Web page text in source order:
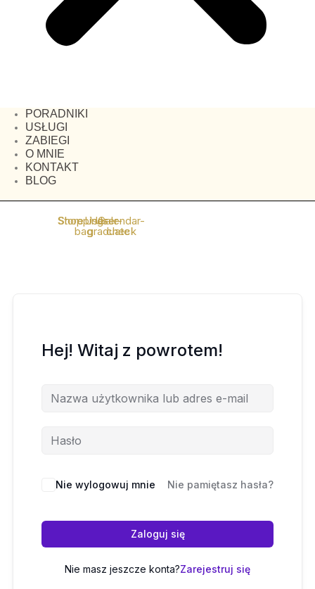
PORADNIKI
USŁUGI
ZABIEGI
O MNIE
KONTAKT
BLOG
Store
Shopping-
bag
UserUser-
graduate
Calendar-
check
Hej! Witaj z powrotem!
Nie wylogowuj mnie Nie pamiętasz hasła?
Zaloguj się
Nie masz jeszcze konta?Zarejestruj się